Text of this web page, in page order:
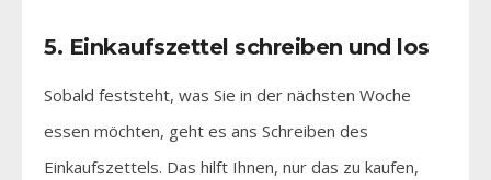
5. Einkaufszettel schreiben und los
Sobald feststeht, was Sie in der nächsten Woche
essen möchten, geht es ans Schreiben des
Einkaufszettels. Das hilft Ihnen, nur das zu kaufen,